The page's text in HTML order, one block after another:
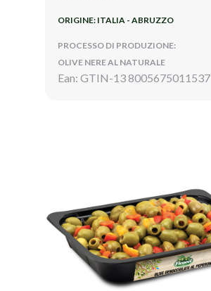
ORIGINE: ITALIA - ABRUZZO
PROCESSO DI PRODUZIONE:
OLIVE NERE AL NATURALE
Ean: GTIN-13 8005675011537